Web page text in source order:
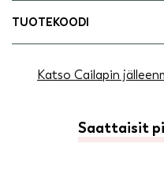
TUOTEKOODI
Katso Cailapin
Saattaisit